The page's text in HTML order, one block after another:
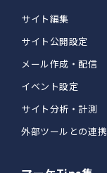
サイト編集
サイト公開設定
メール作成・配信
イベント設定
サイト分析・計測
外部ツールとの連携